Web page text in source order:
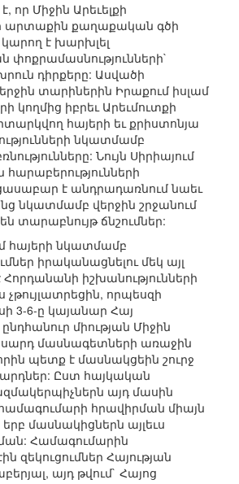
Միջին Արեւելքի
արտաքին քաղաքական գծի
է խարխլել
փոքրամասնությունների`
դիրքերը: Ասվածի
տարիներին Իրաքում իսլամ
իբրեւ Արեւմուտքի
հայերի եւ քրիստոնյա
նկատմամբ
Նույն Սիրիայում
է անդրադառնում նաեւ
նկատմամբ վերջին շրջանում
տարաբնույթ ճնշումներ:
հայերի նկատմամբ
իրականացնելու մեկ այլ
իշխանությունների
չթույլատրեցին, որպեսզի
3-6-ը կայանար Հայ
միության Միջին
մասնագետների առաջին
պետք է մասնակցեին շուրջ
Ըստ հայկական
այդ մասին
հրավիրման միայն
մասնակիցներն այլեւս
Համագումարին
զեկուցումներ Հայության
այդ թվում` Հայոց